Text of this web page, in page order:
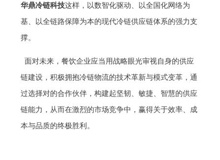
华鼎冷链科技这样，以数智化驱动、以全国化网络为
基、以全链路保障为本的现代冷链供应链体系的强力支
撑。
面对未来，餐饮企业应当用战略眼光审视自身的供应
链建设，积极拥抱冷链物流的技术革新与模式变革，通
过选择对的合作伙伴，构建起坚韧、敏捷、智慧的供应
链能力，从而在激烈的市场竞争中，赢得关于效率、成
本与品质的终极胜利。